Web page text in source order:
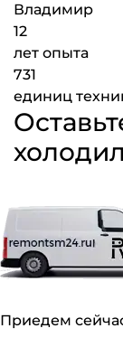
Владимир
12
лет опыта
731
единиц
Приедем